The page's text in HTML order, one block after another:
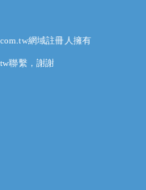
網域註冊人擁有
聯繫，謝謝